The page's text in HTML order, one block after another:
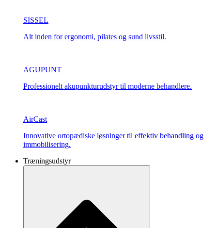
SISSEL
Alt inden for ergonomi, pilates og sund livsstil.
AGUPUNT
Professionelt akupunkturudstyr til moderne behandlere.
AirCast
Innovative ortopædiske løsninger til effektiv behandling og
immobilisering.
Træningsudstyr